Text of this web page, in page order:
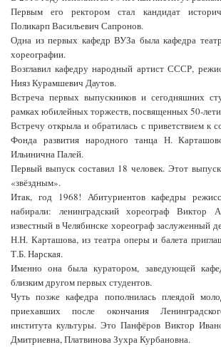
Первым его ректором стал кандидат
Поликарп Васильевич Сапронов.
Одна из первых кафедр ВУЗа была кафедра
хореографии.
Возглавил кафедру народный артист СССР,
Нияз Курамшевич Даутов.
Встреча первых выпускников и сегодняшних
рамках юбилейных торжеств, посвященных 50-
Встречу открыла и обратилась с приветствием к
Фонда развития народного танца Н.
Ильинична Палей.
Первый выпуск составил 18 человек. Этот
«звёздным».
Итак, год 1968! Абитуриентов кафедры
набирали: ленинградский хореограф Виктор
известный в Челябинске хореограф заслуженный
Н.Н. Карташова, из театра оперы и балета
Т.Б. Нарская.
Именно она была куратором, заведующей
близким другом первых студентов.
Чуть позже кафедра пополнилась плеядой
приехавших после окончания
института культуры. Это Панфёров Виктор
Дмитриевна, Платвинова Зухра Курбановна.